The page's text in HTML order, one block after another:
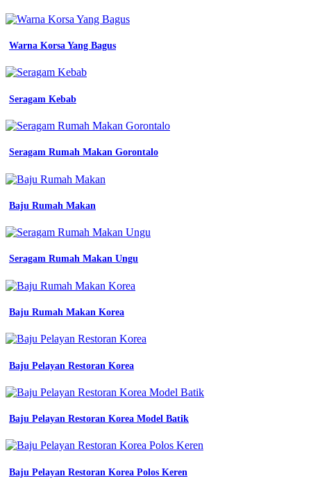
baju
seragam
guru
pdh
seragam
satuan
tangerang
wanita
warna
khaki
tua
jual
blazer
batik
warna
kerja
kantor
premium
blazer
seragam
kerja
Bisa
Kasih
Contoh
Gambarnya
kantor
Warna Korsa Yang Bagus
Seragam Kebab
Seragam Rumah Makan Gorontalo
Baju Rumah Makan
Seragam Rumah Makan Ungu
Baju Rumah Makan Korea
Baju Pelayan Restoran Korea
Baju Pelayan Restoran Korea Model Batik
Baju Pelayan Restoran Korea Polos Keren